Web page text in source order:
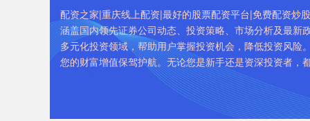
配资之家|重庆线上配资|最好的股票配资平台|免费配资炒
涵盖国内领先证券公司动态、投资策略、市场分析及最
多元化投资领域，帮助用户掌握投资机会，降低投资风
您的财富增值保驾护航。无论您是新手还是资深投资者，